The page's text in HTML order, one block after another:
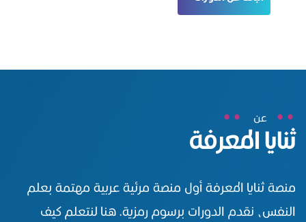
عن
ثنايا المعرفة
منصة ثنايا المعرفة أول منصة مرئية عربية مهتمة بعلم
النفس، نقدم الدورات برسوم رمزية. هنا لنتعلم كيف